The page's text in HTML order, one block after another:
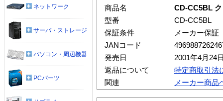
商品名
CD-CC5BL
型番
CD-CC5BL
保証条件
メーカー保証
JANコード
発売日
2001年4月24
返品について
特定商取引法
関連
メーカー商品
ネットワーク
サーバ・ストレージ
パソコン・周辺機器
PCパーツ